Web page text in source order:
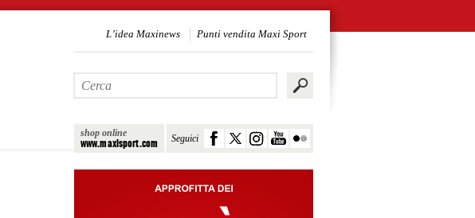
shop online
www.maxisport.com Seguici
L’idea Maxinews Punti vendita Maxi Sport